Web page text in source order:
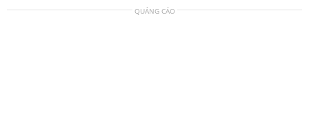
QUẢNG CÁO